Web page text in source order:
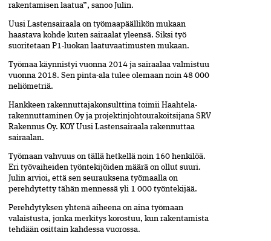
rakentamisen laatua”, sanoo Julin.
Uusi Lastensairaala on työmaapäällikön mukaan
haastava kohde kuten sairaalat yleensä. Siksi työ
suoritetaan P1-luokan laatuvaatimusten mukaan.
Työmaa käynnistyi vuonna 2014 ja sairaalaa valmistuu
vuonna 2018. Sen pinta-ala tulee olemaan noin 48 000
neliömetriä.
Hankkeen rakennuttajakonsulttina toimii Haahtela-
rakennuttaminen Oy ja projektinjohtourakoitsijana SRV
Rakennus Oy. KOY Uusi Lastensairaala rakennuttaa
sairaalan.
Työmaan vahvuus on tällä hetkellä noin 160 henkilöä.
Eri työvaiheiden työntekijöiden määrä on ollut suuri.
Julin arvioi, että sen seurauksena työmaalla on
perehdytetty tähän mennessä yli 1 000 työntekijää.
Perehdytyksen yhtenä aiheena on aina työmaan
valaistusta, jonka merkitys korostuu, kun rakentamista
tehdään osittain kahdessa vuorossa.